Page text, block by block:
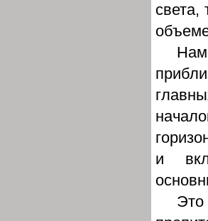
света,
и